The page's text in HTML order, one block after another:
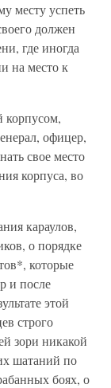
месту успеть
должен
где иногда
на место к
корпусом,
офицер,
свое место
корпуса, во
караулов,
о порядке
которые
и после
этой
строго
зори никакой
шатаний по
боях, о